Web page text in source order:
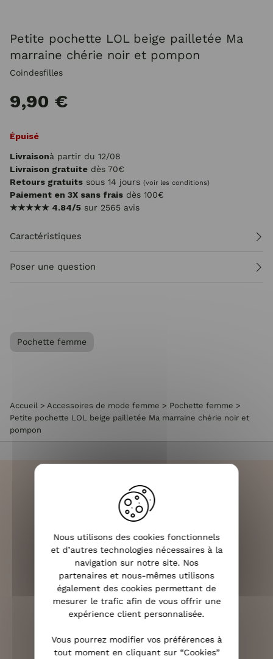
Petite pochette LOL beige pailletée Ma
marraine chérie noir et pompon
Coindesfilles
9,90 €
Épuisé
Livraisonà partir du 12/08
Livraison gratuite dès 70€
Retours gratuits sous 14 jours (voir les conditions)
Paiement en 3X sans frais dès 100€
★★★★★ 4.84/5 sur 2565 avis
Caractéristiques
Poser une question
Pochette femme
Accueil > Accessoires de mode femme > Pochette femme >
Petite pochette LOL beige pailletée Ma marraine chérie noir et
pompon
LIVRAISON RAPIDE
RETOURS SOUS 14 JOURS
(VOIR LES CONDITIONS)
Nous utilisons des cookies fonctionnels
et d’autres technologies nécessaires à la
navigation sur notre site. Nos
partenaires et nous-mêmes utilisons
également des cookies permettant de
mesurer le trafic afin de vous offrir une
expérience client personnalisée.
Vous pourrez modifier vos préférences à
tout moment en cliquant sur “Cookies”